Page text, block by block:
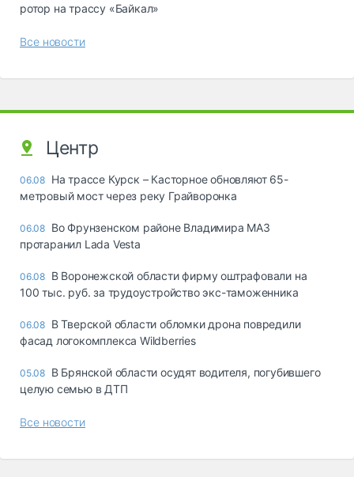
ротор на трассу «Байкал»
Все новости
Центр
06.08 На трассе Курск – Касторное обновляют 65-
метровый мост через реку Грайворонка
06.08 Во Фрунзенском районе Владимира МАЗ
протаранил Lada Vesta
06.08 В Воронежской области фирму оштрафовали на
100 тыс. руб. за трудоустройство экс-таможенника
06.08 В Тверской области обломки дрона повредили
фасад логокомплекса Wildberries
05.08 В Брянской области осудят водителя, погубившего
целую семью в ДТП
Все новости